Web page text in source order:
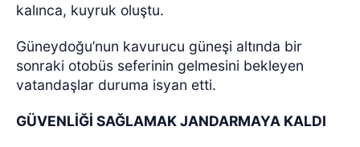
kalınca, kuyruk oluştu.
Güneydoğu’nun kavurucu güneşi altında bir
sonraki otobüs seferinin gelmesini bekleyen
vatandaşlar duruma isyan etti.
GÜVENLİĞİ SAĞLAMAK JANDARMAYA KALDI